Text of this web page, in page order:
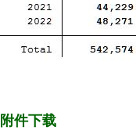
附件下载